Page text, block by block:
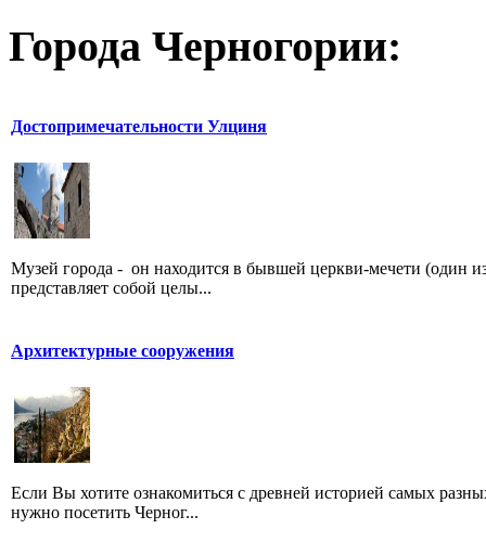
Города Черногории:
Достопримечательности Улциня
Музей города - он находится в бывшей церкви-мечети (один
представляет собой целы...
Архитектурные сооружения
Если Вы хотите ознакомиться с древней историей самых
нужно посетить Черног...